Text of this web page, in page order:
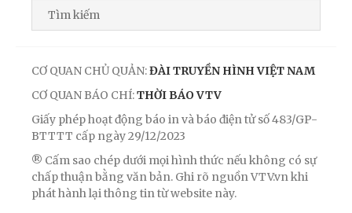
CƠ QUAN CHỦ QUẢN:ĐÀI TRUYỀN HÌNH VIỆT NAM
CƠ QUAN BÁO CHÍ:THỜI BÁO VTV
Giấy phép hoạt động báo in và báo điện tử số 483/GP-
BTTTT cấp ngày 29/12/2023
® Cấm sao chép dưới mọi hình thức nếu không có sự
chấp thuận bằng văn bản. Ghi rõ nguồn VTV.vn khi
phát hành lại thông tin từ website này.